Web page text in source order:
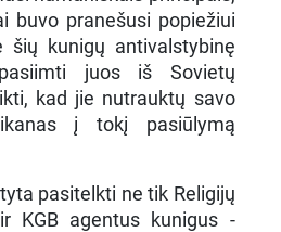
buvo pranešusi popiežiui
šių kunigų antivalstybinę
juos iš Sovietų
kad jie nutrauktų savo
į tokį pasiūlymą
pasitelkti ne tik Religijų
KGB agentus kunigus -